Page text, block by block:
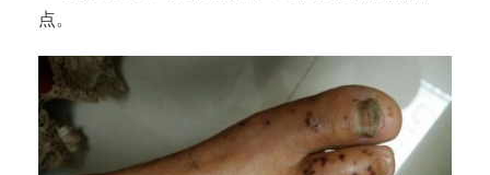
点。